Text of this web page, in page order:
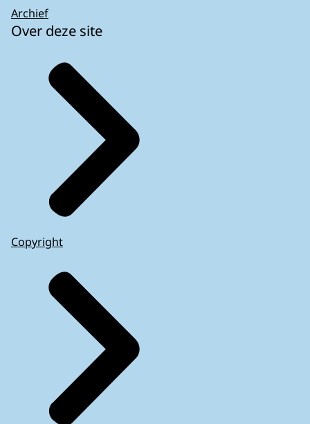
Archief
Over deze site
Copyright